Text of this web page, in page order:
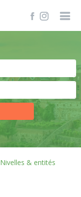
Nivelles & entités